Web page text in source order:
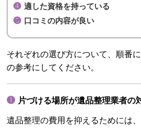
適した資格を持っている
口コミの内容が良い
それぞれの選び方について、順番
の参考にしてください。
片づける場所が遺品整理業者の
遺品整理の費用を抑えるためには